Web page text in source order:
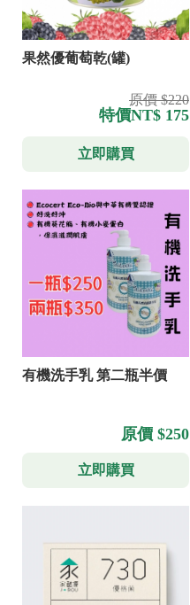
果然優葡萄乾(罐)
原價 $220
特價NT$ 175
立即購買
有機洗手乳 第二瓶半價
原價 $250
立即購買